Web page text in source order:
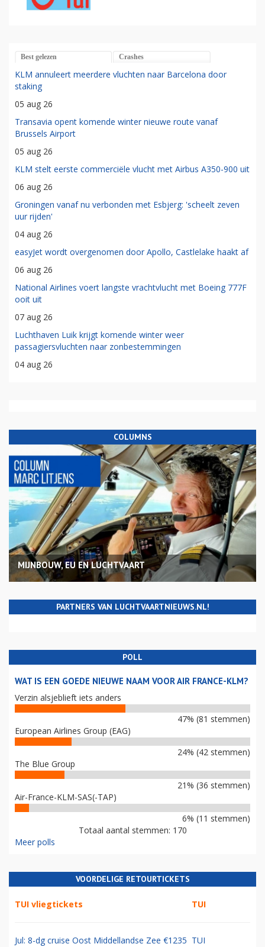
Best gelezen Crashes
KLM annuleert meerdere vluchten naar Barcelona door
staking
05 aug 26
Transavia opent komende winter nieuwe route vanaf
Brussels Airport
05 aug 26
KLM stelt eerste commerciële vlucht met Airbus A350-900 uit
06 aug 26
Groningen vanaf nu verbonden met Esbjerg: 'scheelt zeven
uur rijden'
04 aug 26
easyJet wordt overgenomen door Apollo, Castlelake haakt af
06 aug 26
National Airlines voert langste vrachtvlucht met Boeing 777F
ooit uit
07 aug 26
Luchthaven Luik krijgt komende winter weer
passagiersvluchten naar zonbestemmingen
04 aug 26
COLUMNS
MIJNBOUW, EU EN LUCHTVAART
PARTNERS VAN LUCHTVAARTNIEUWS.NL!
POLL
WAT IS EEN GOEDE NIEUWE NAAM VOOR AIR FRANCE-KLM?
Verzin alsjeblieft iets anders
47% (81 stemmen)
European Airlines Group (EAG)
24% (42 stemmen)
The Blue Group
21% (36 stemmen)
Air-France-KLM-SAS(-TAP)
6% (11 stemmen)
Totaal aantal stemmen: 170
Meer polls
VOORDELIGE RETOURTICKETS
TUI vliegtickets TUI
Jul: 8-dg cruise Oost Middellandse Zee €1235 TUI